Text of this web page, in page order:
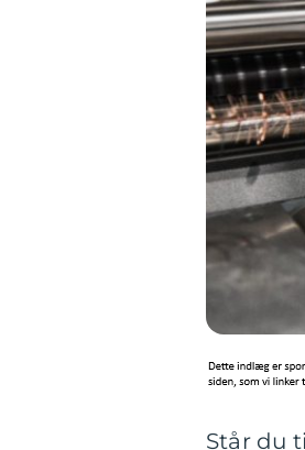
Står du